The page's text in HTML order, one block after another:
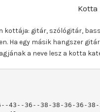
Kotta
kottája: gitár, szólógitár,
Ha egy másik hangszer
a neve lesz a kotta